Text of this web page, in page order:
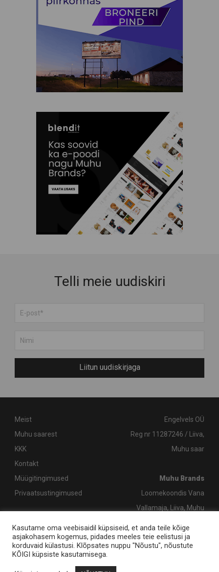
Telli meie uudiskiri
Liitun uudiskirjaga
Meist
Muhu saarest
KKK
Kontakt
Müügitingimused
Privaatsustingimused
Engelvels OÜ
Reg nr 11287246 / Liiva,
Muhu saar
Muhu Brands
Loomekoondis Vana
Vallamaja, Liiva, Muhu
+372 662 8863
Kasutame oma veebisaidil küpsiseid, et anda teile kõige
asjakohasem kogemus, pidades meeles teie eelistusi ja
korduvaid külastusi. Klõpsates nuppu "Nõustu", nõustute
KÕIGI küpsiste kasutamisega.